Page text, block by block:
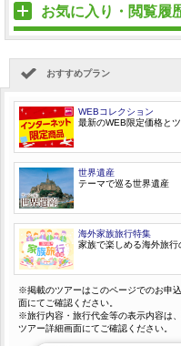
お気に入り・閲覧履
おすすめプラン
WEBコレクション
最新のWEB限定価格と
世界遺産
テーマで巡る世界遺産
海外家族旅行特集
家族で楽しめる海外旅行
※掲載のツアーはこのページでのお申
面にてご確認ください。
※旅行内容・旅行代金等の表示内容は
ツアー詳細画面にてご確認ください。